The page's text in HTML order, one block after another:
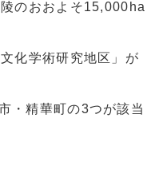
のおおよそ15,000ha
化学術研究地区」が
・精華町の3つが該当